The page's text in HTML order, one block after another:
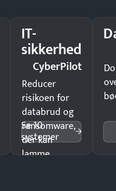
IT-
sikkerhed
CyberPilot
Reducer
risikoen for
databrud og
ransomware,
der kan
lamme
Se 10
systemer